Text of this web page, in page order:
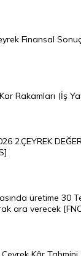
Finansal
Rakamları (İş
2.ÇEYREK
üretime 30
ara verecek